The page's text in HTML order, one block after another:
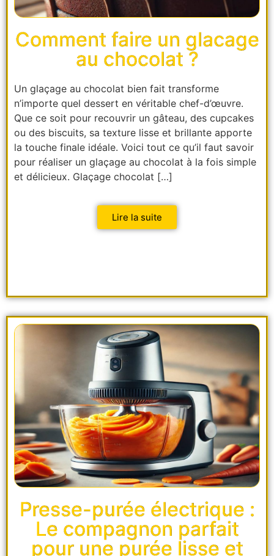
Comment faire un glacage
au chocolat ?
Un glaçage au chocolat bien fait transforme
n’importe quel dessert en véritable chef-d’œuvre.
Que ce soit pour recouvrir un gâteau, des cupcakes
ou des biscuits, sa texture lisse et brillante apporte
la touche finale idéale. Voici tout ce qu’il faut savoir
pour réaliser un glaçage au chocolat à la fois simple
et délicieux. Glaçage chocolat […]
Lire la suite
Presse-purée électrique :
Le compagnon parfait
pour une purée lisse et